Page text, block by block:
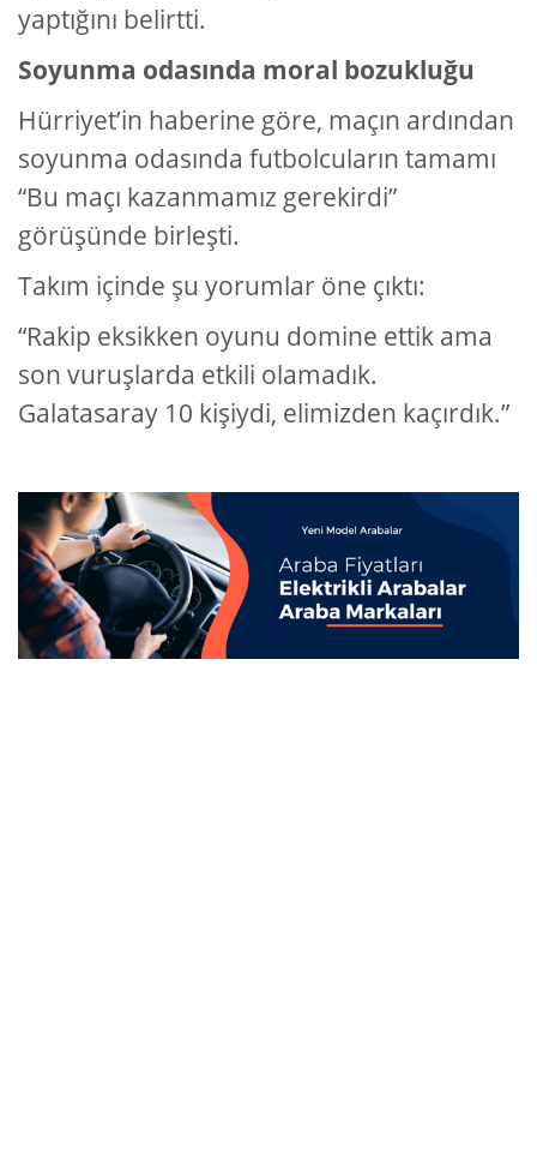
yaptığını belirtti.
Soyunma odasında moral bozukluğu
Hürriyet’in haberine göre, maçın ardından
soyunma odasında futbolcuların tamamı
“Bu maçı kazanmamız gerekirdi”
görüşünde birleşti.
Takım içinde şu yorumlar öne çıktı:
“Rakip eksikken oyunu domine ettik ama
son vuruşlarda etkili olamadık.
Galatasaray 10 kişiydi, elimizden kaçırdık.”